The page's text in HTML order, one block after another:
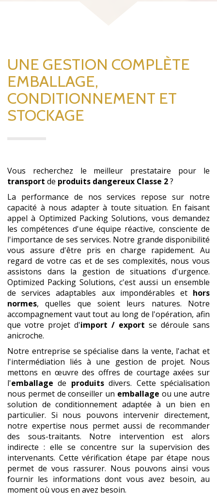
UNE GESTION COMPLÈTE
EMBALLAGE,
CONDITIONNEMENT ET
STOCKAGE
Vous recherchez le meilleur prestataire pour le
transport de produits dangereux Classe 2?
La performance de nos services repose sur notre
capacité à nous adapter à toute situation. En faisant
appel à Optimized Packing Solutions, vous demandez
les compétences d'une équipe réactive, consciente de
l'importance de ses services. Notre grande disponibilité
vous assure d'être pris en charge rapidement. Au
regard de votre cas et de ses complexités, nous vous
assistons dans la gestion de situations d'urgence.
Optimized Packing Solutions, c'est aussi un ensemble
de services adaptables aux impondérables et hors
normes, quelles que soient leurs natures. Notre
accompagnement vaut tout au long de l'opération, afin
que votre projet d'import / export se déroule sans
anicroche.
Notre entreprise se spécialise dans la vente, l'achat et
l'intermédiation liés à une gestion de projet. Nous
mettons en œuvre des offres de courtage axées sur
l'emballagede produitsdivers. Cette spécialisation
nous permet de conseiller un emballage ou une autre
solution de conditionnement adaptée à un bien en
particulier. Si nous pouvons intervenir directement,
notre expertise nous permet aussi de recommander
des sous-traitants. Notre intervention est alors
indirecte : elle se concentre sur la supervision des
intervenants. Cette vérification étape par étape nous
permet de vous rassurer. Nous pouvons ainsi vous
fournir les informations dont vous avez besoin, au
moment où vous en avez besoin.